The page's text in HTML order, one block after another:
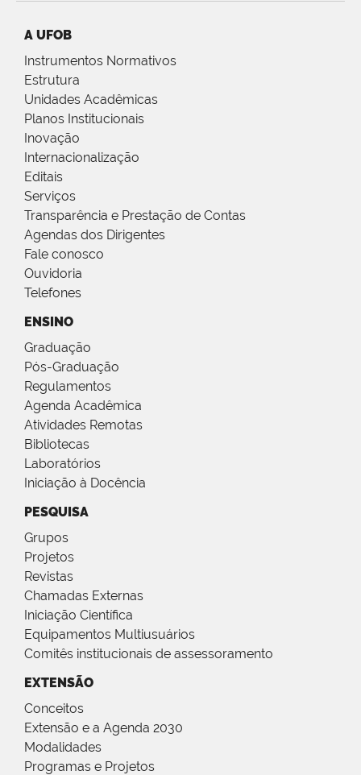
A UFOB
Instrumentos Normativos
Estrutura
Unidades Acadêmicas
Planos Institucionais
Inovação
Internacionalização
Editais
Serviços
Transparência e Prestação de Contas
Agendas dos Dirigentes
Fale conosco
Ouvidoria
Telefones
ENSINO
Graduação
Pós-Graduação
Regulamentos
Agenda Acadêmica
Atividades Remotas
Bibliotecas
Laboratórios
Iniciação à Docência
PESQUISA
Grupos
Projetos
Revistas
Chamadas Externas
Iniciação Científica
Equipamentos Multiusuários
Comitês institucionais de assessoramento
EXTENSÃO
Conceitos
Extensão e a Agenda 2030
Modalidades
Programas e Projetos